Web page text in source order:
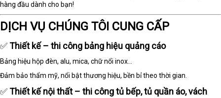
hàng đầu dành cho bạn!
DỊCH VỤ CHÚNG TÔI CUNG CẤP
✅Thiết kế – thi công bảng hiệu quảng cáo
Bảng hiệu hộp đèn, alu, mica, chữ nổi inox...
Đảm bảo thẩm mỹ, nổi bật thương hiệu, bền bỉ theo thời gian.
✅Thiết kế nội thất – thi công tủ bếp, tủ quần áo, vách